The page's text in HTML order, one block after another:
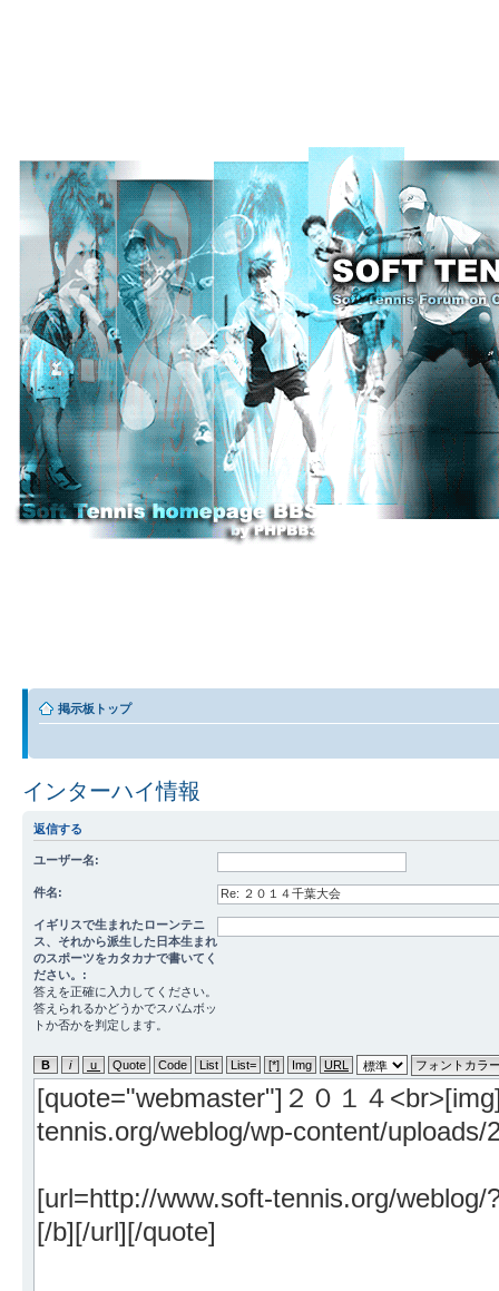
掲示板トップ
インターハイ情報
返信する
ユーザー名:
件名:
イギリスで生まれたローンテニ
ス、それから派生した日本生まれ
のスポーツをカタカナで書いてく
ださい。:
答えを正確に入力してください。
答えられるかどうかでスパムボッ
トか否かを判定します。